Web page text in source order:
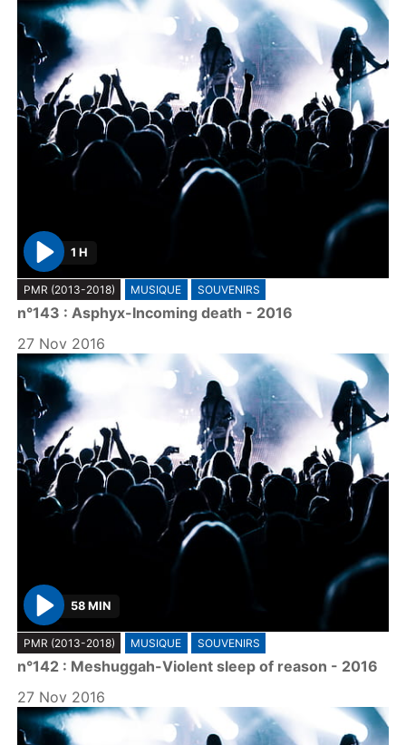
P
l
a
y
1 H
PMR (2013-2018) MUSIQUE SOUVENIRS
n°143 : Asphyx-Incoming death - 2016
27 Nov 2016
P
l
a
y
58 MIN
PMR (2013-2018) MUSIQUE SOUVENIRS
n°142 : Meshuggah-Violent sleep of reason - 2016
27 Nov 2016